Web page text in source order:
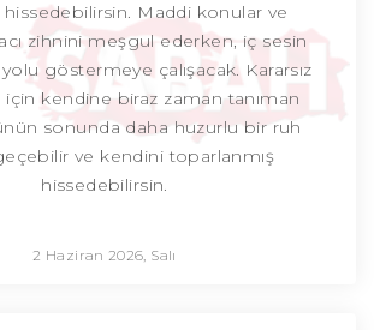
Maddi konular ve
zihnini meşgul ederken, iç sesin
göstermeye çalışacak. Kararsız
kendine biraz zaman tanıman
sonunda daha huzurlu bir ruh
ve kendini toparlanmış
hissedebilirsin.
2 Haziran 2026, Salı